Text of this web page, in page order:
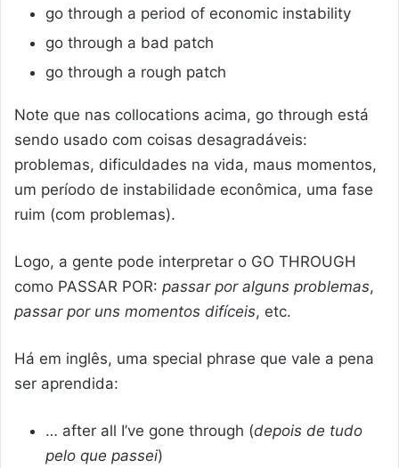
go through a period of economic instability
go through a bad patch
go through a rough patch
Note que nas collocations acima, go through está
sendo usado com coisas desagradáveis:
problemas, dificuldades na vida, maus momentos,
um período de instabilidade econômica, uma fase
ruim (com problemas).
Logo, a gente pode interpretar o GO THROUGH
como PASSAR POR: passar por alguns problemas,
passar por uns momentos difíceis, etc.
Há em inglês, uma special phrase que vale a pena
ser aprendida:
… after all I’ve gone through (depois de tudo
pelo que passei)